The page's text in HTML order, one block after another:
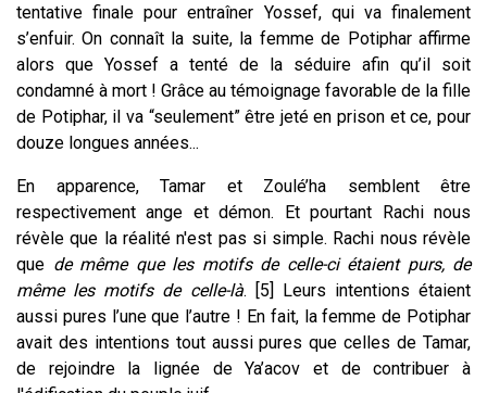
tentative finale pour entraîner Yossef, qui va finalement
s’enfuir. On connaît la suite, la femme de Potiphar affirme
alors que Yossef a tenté de la séduire afin qu’il soit
condamné à mort ! Grâce au témoignage favorable de la fille
de Potiphar, il va “seulement” être jeté en prison et ce, pour
douze longues années...
En apparence, Tamar et Zoulé’ha semblent être
respectivement ange et démon. Et pourtant Rachi nous
révèle que la réalité n'est pas si simple. Rachi nous révèle
que de même que les motifs de celle-ci étaient purs, de
même les motifs de celle-là. [5] Leurs intentions étaient
aussi pures l’une que l’autre ! En fait, la femme de Potiphar
avait des intentions tout aussi pures que celles de Tamar,
de rejoindre la lignée de Ya’acov et de contribuer à